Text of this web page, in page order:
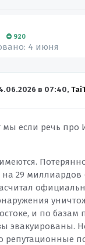
920
4 июня
в 07:40,
мы если речь про
29 миллиардов
и по базам
эвакуированы.
репутационные